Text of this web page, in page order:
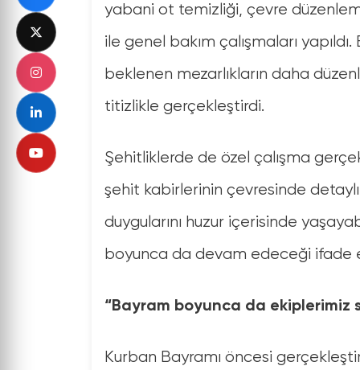
yabani ot temizliği, çevre
ile genel bakım çalışmaları
beklenen mezarlıkların daha
titizlikle gerçekleştirdi.
Şehitliklerde de özel çalışma
şehit kabirlerinin çevresinde
duygularını huzur içerisinde
boyunca da devam edeceği ifade
“Bayram boyunca da
Kurban Bayramı öncesi